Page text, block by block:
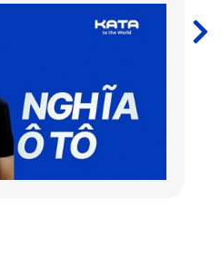
sẽ không gây ra mùi nhựa nồng,
phẩm kém chất lượng. Điều này
xe, giúp không khí trong xe luôn
thể hoàn toàn yên tâm khi sử
về vấn đề gây mùi hay hít phải